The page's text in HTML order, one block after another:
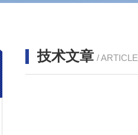
技术文章 / ARTICLE